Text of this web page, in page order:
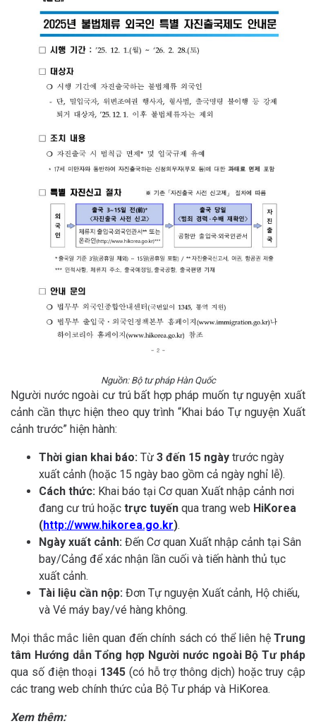
Nguồn: Bộ tư pháp Hàn Quốc
Người nước ngoài cư trú bất hợp pháp muốn tự nguyện xuất
cảnh cần thực hiện theo quy trình “Khai báo Tự nguyện Xuất
cảnh trước” hiện hành:
Thời gian khai báo: Từ 3 đến 15 ngày trước ngày
xuất cảnh (hoặc 15 ngày bao gồm cả ngày nghỉ lễ).
Cách thức: Khai báo tại Cơ quan Xuất nhập cảnh nơi
đang cư trú hoặc trực tuyến qua trang web HiKorea
(http://www.hikorea.go.kr).
Ngày xuất cảnh: Đến Cơ quan Xuất nhập cảnh tại Sân
bay/Cảng để xác nhận lần cuối và tiến hành thủ tục
xuất cảnh.
Tài liệu cần nộp: Đơn Tự nguyện Xuất cảnh, Hộ chiếu,
và Vé máy bay/vé hàng không.
Mọi thắc mắc liên quan đến chính sách có thể liên hệ Trung
tâm Hướng dẫn Tổng hợp Người nước ngoài Bộ Tư pháp
qua số điện thoại 1345 (có hỗ trợ thông dịch) hoặc truy cập
các trang web chính thức của Bộ Tư pháp và HiKorea.
Xem thêm: